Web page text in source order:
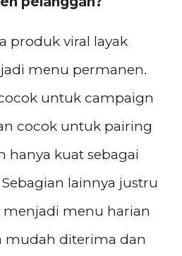
produk viral layak
menu permanen.
untuk campaign
cocok untuk pairing
hanya kuat sebagai
lainnya justru
menu harian
mudah diterima dan